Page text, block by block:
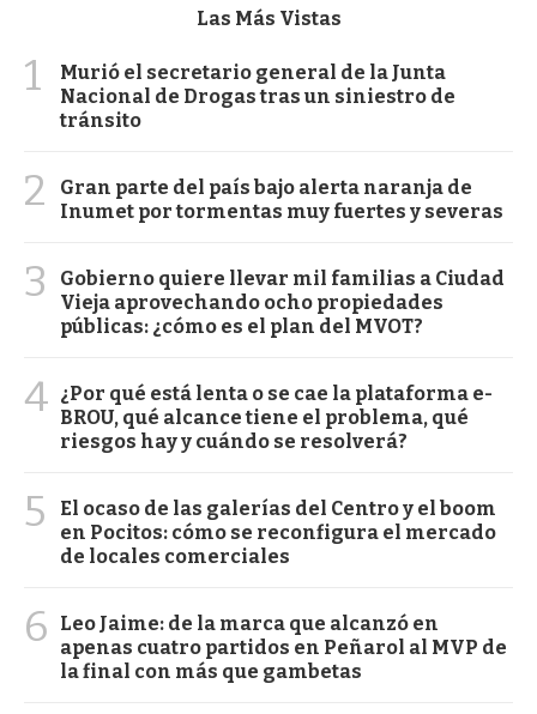
Las Más Vistas
1
Murió el secretario general de la Junta
Nacional de Drogas tras un siniestro de
tránsito
2
Gran parte del país bajo alerta naranja de
Inumet por tormentas muy fuertes y severas
3
Gobierno quiere llevar mil familias a Ciudad
Vieja aprovechando ocho propiedades
públicas: ¿cómo es el plan del MVOT?
4 ¿Por qué está lenta o se cae la plataforma e-
BROU, qué alcance tiene el problema, qué
riesgos hay y cuándo se resolverá?
5
El ocaso de las galerías del Centro y el boom
en Pocitos: cómo se reconfigura el mercado
de locales comerciales
6
Leo Jaime: de la marca que alcanzó en
apenas cuatro partidos en Peñarol al MVP de
la final con más que gambetas